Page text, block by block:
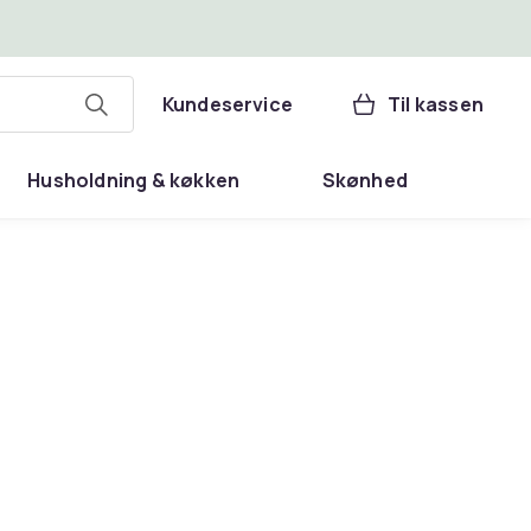
Kundeservice Til kassen
Husholdning & køkken Skønhed